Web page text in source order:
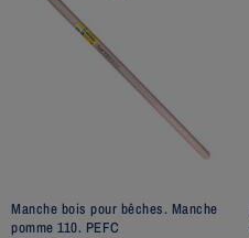
Manche bois pour bêches. Manche
pomme 110. PEFC